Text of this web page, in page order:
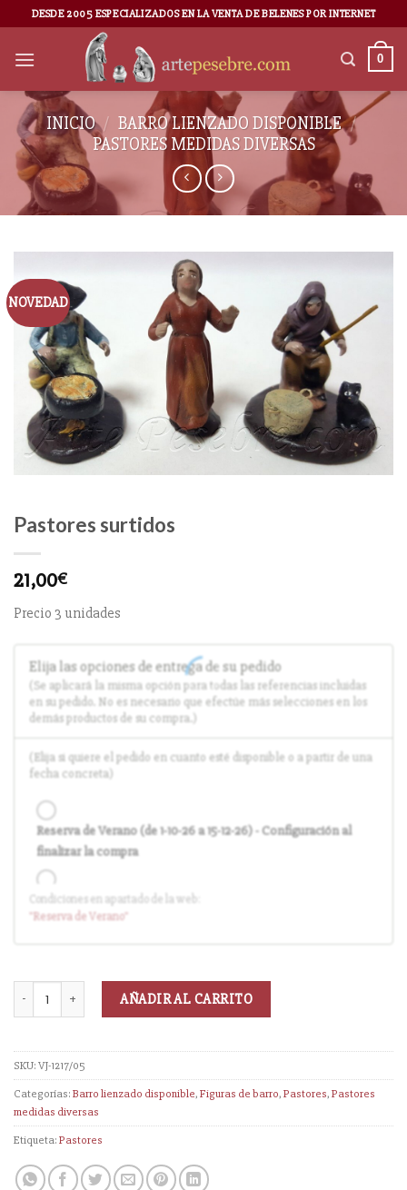
DESDE 2005 ESPECIALIZADOS EN LA VENTA DE BELENES POR INTERNET
0
INICIO / BARRO LIENZADO DISPONIBLE /
PASTORES MEDIDAS DIVERSAS
NOVEDAD
Pastores surtidos
21,00€
Precio 3 unidades
Elija las opciones de entrega de su pedido
(Se aplicará la misma opción para todas las referencias incluidas
en su pedido. No es necesario que efectúe más selecciones en los
demás productos de su compra.)
(Elija si quiere el pedido en cuanto esté disponible o a partir de una
fecha concreta)
Reserva de Verano (de 1-10-26 a 15-12-26) - Configuración al
finalizar la compra
Entrega en cuanto el pedido esté disponible (sin descuento)
Condiciones en apartado de la web:
"Reservade Verano"
AÑADIR AL CARRITO
SKU:VJ-1217/05
Categorías:Barro lienzado disponible,Figuras de barro,Pastores,Pastores
medidas diversas
Etiqueta:Pastores